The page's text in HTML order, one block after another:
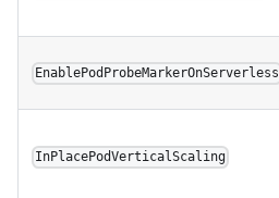
EnablePodProbeMarkerOnServerless
InPlacePodVerticalScaling